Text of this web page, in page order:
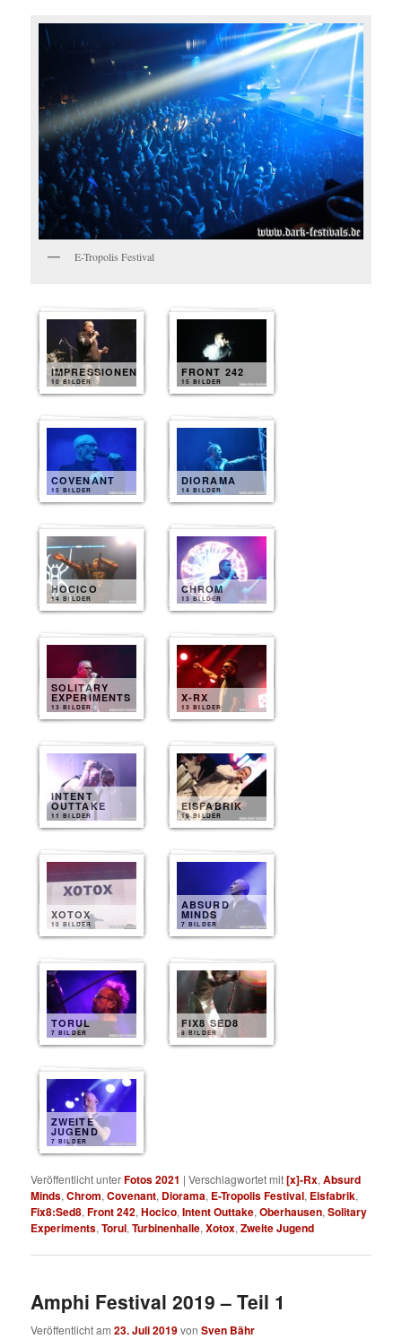
E-Tropolis Festival
IMPRESSIONEN
10 BILDER
FRONT 242
15 BILDER
COVENANT
15 BILDER
DIORAMA
14 BILDER
HOCICO
14 BILDER
CHROM
13 BILDER
SOLITARY
EXPERIMENTS
13 BILDER
X-RX
13 BILDER
INTENT
OUTTAKE
11 BILDER
EISFABRIK
10 BILDER
XOTOX
10 BILDER
ABSURD
MINDS
7 BILDER
TORUL
7 BILDER
FIX8 SED8
8 BILDER
ZWEITE
JUGEND
7 BILDER
Veröffentlicht unterFotos 2021 |Verschlagwortet mit[x]-Rx,Absurd
Minds,Chrom,Covenant, Diorama, E-Tropolis Festival, Eisfabrik,
Fix8:Sed8,Front 242,Hocico,Intent Outtake,Oberhausen,Solitary
Experiments,Torul,Turbinenhalle,Xotox,Zweite Jugend
Amphi Festival 2019 – Teil 1
Veröffentlicht am23. Juli 2019vonSven Bähr